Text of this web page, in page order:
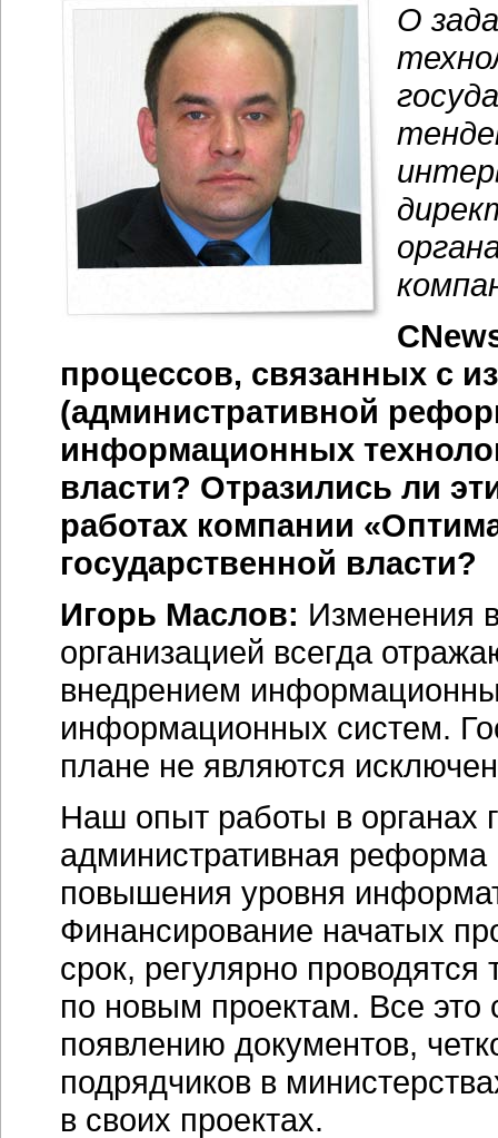
О
процессов, связанных с
(административной
информационных
власти? Отразились ли
работах компании
государственной власти?
Игорь Маслов: Изменения
организацией всегда
внедрением
информационных систем.
плане не являются
Наш опыт работы в органах
административная
повышения уровня
Финансирование начатых
срок, регулярно
по новым проектам. Все
появлению документов,
подрядчиков в
в своих проектах.